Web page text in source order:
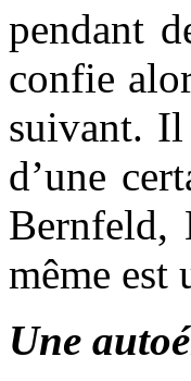
pendant
confie
suivant.
d’une
Bernfeld,
même est
Une